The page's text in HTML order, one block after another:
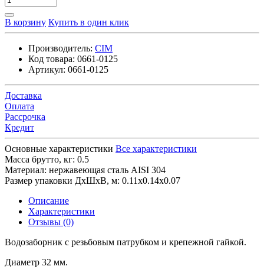
В корзину Купить в один клик
Производитель: CIM
Код товара: 0661-0125
Артикул: 0661-0125
Доставка
Оплата
Рассрочка
Кредит
Основные характеристики Все характеристики
Масса брутто, кг: 0.5
Материал: нержавеющая сталь AISI 304
Размер упаковки ДхШхВ, м: 0.11x0.14x0.07
Описание
Характеристики
Отзывы (0)
Водозаборник с резьбовым патрубком и крепежной гайкой.
Диаметр 32 мм.